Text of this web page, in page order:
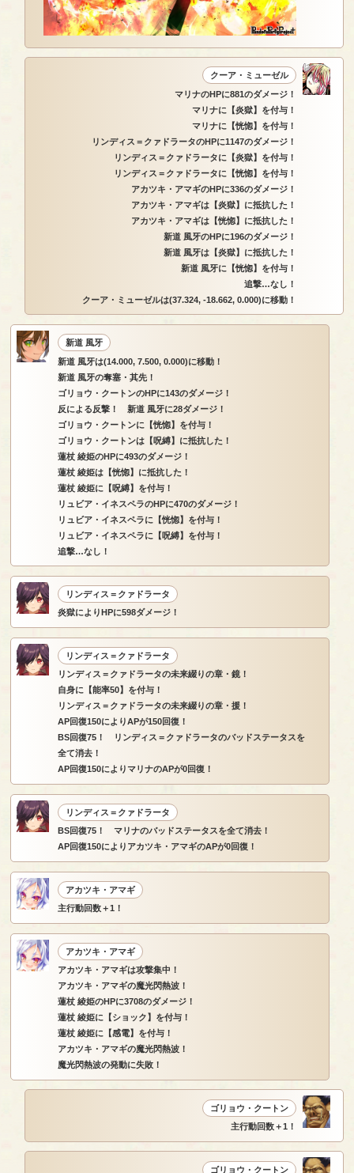
クーア・ミューゼル
マリナのHPに881のダメージ！
マリナに【炎獄】を付与！
マリナに【恍惚】を付与！
リンディス＝クァドラータのHPに1147のダメージ！
リンディス＝クァドラータに【炎獄】を付与！
リンディス＝クァドラータに【恍惚】を付与！
アカツキ・アマギのHPに336のダメージ！
アカツキ・アマギは【炎獄】に抵抗した！
アカツキ・アマギは【恍惚】に抵抗した！
新道 風牙のHPに196のダメージ！
新道 風牙は【炎獄】に抵抗した！
新道 風牙に【恍惚】を付与！
追撃…なし！
クーア・ミューゼルは(37.324, -18.662, 0.000)に移動！
新道 風牙
新道 風牙は(14.000, 7.500, 0.000)に移動！
新道 風牙の奪塞・其先！
ゴリョウ・クートンのHPに143のダメージ！
反による反撃！ 新道 風牙に28ダメージ！
ゴリョウ・クートンに【恍惚】を付与！
ゴリョウ・クートンは【呪縛】に抵抗した！
蓮杖 綾姫のHPに493のダメージ！
蓮杖 綾姫は【恍惚】に抵抗した！
蓮杖 綾姫に【呪縛】を付与！
リュビア・イネスペラのHPに470のダメージ！
リュビア・イネスペラに【恍惚】を付与！
リュビア・イネスペラに【呪縛】を付与！
追撃…なし！
リンディス＝クァドラータ
炎獄によりHPに598ダメージ！
リンディス＝クァドラータ
リンディス＝クァドラータの未来綴りの章・鏡！
自身に【能率50】を付与！
リンディス＝クァドラータの未来綴りの章・援！
AP回復150によりAPが150回復！
BS回復75！ リンディス＝クァドラータのバッドステータスを
全て消去！
AP回復150によりマリナのAPが0回復！
リンディス＝クァドラータ
BS回復75！ マリナのバッドステータスを全て消去！
AP回復150によりアカツキ・アマギのAPが0回復！
アカツキ・アマギ
主行動回数＋1！
アカツキ・アマギ
アカツキ・アマギは攻撃集中！
アカツキ・アマギの魔光閃熱波！
蓮杖 綾姫のHPに3708のダメージ！
蓮杖 綾姫に【ショック】を付与！
蓮杖 綾姫に【感電】を付与！
アカツキ・アマギの魔光閃熱波！
魔光閃熱波の発動に失敗！
ゴリョウ・クートン
主行動回数＋1！
ゴリョウ・クートン